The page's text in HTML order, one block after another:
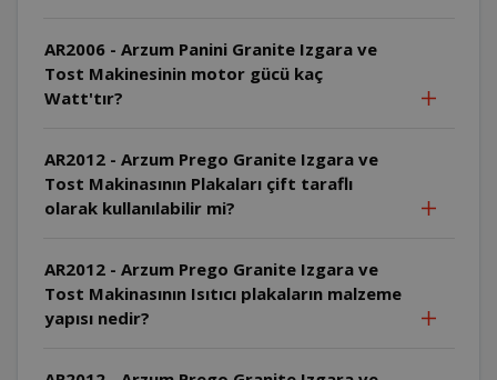
AR2006 - Arzum Panini Granite Izgara ve
Tost Makinesinin motor gücü kaç
Watt'tır?
AR2012 - Arzum Prego Granite Izgara ve
Tost Makinasının Plakaları çift taraflı
olarak kullanılabilir mi?
AR2012 - Arzum Prego Granite Izgara ve
Tost Makinasının Isıtıcı plakaların malzeme
yapısı nedir?